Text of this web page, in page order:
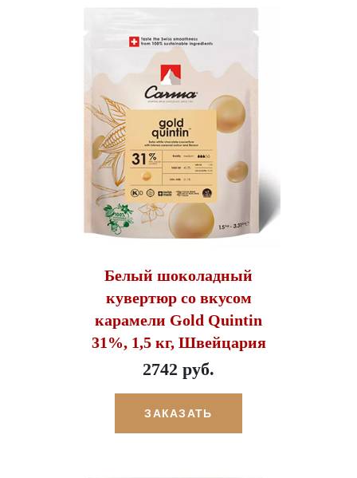
Белый шоколадный
кувертюр со вкусом
карамели Gold Quintin
31%, 1,5 кг, Швейцария
2742 руб.
ЗАКАЗАТЬ